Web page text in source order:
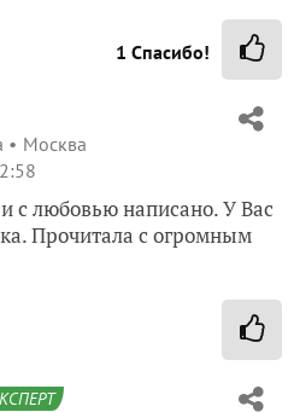
1 Спасибо!
Москва
с любовью написано. У Вас
Прочитала с огромным